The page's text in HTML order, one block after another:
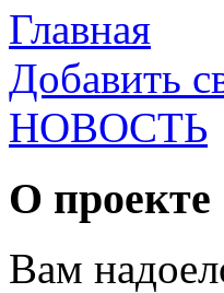
Главная
Добавить
НОВОСТЬ
О проекте
Вам